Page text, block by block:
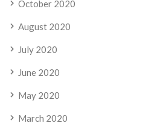
October 2020
August 2020
July 2020
June 2020
May 2020
March 2020